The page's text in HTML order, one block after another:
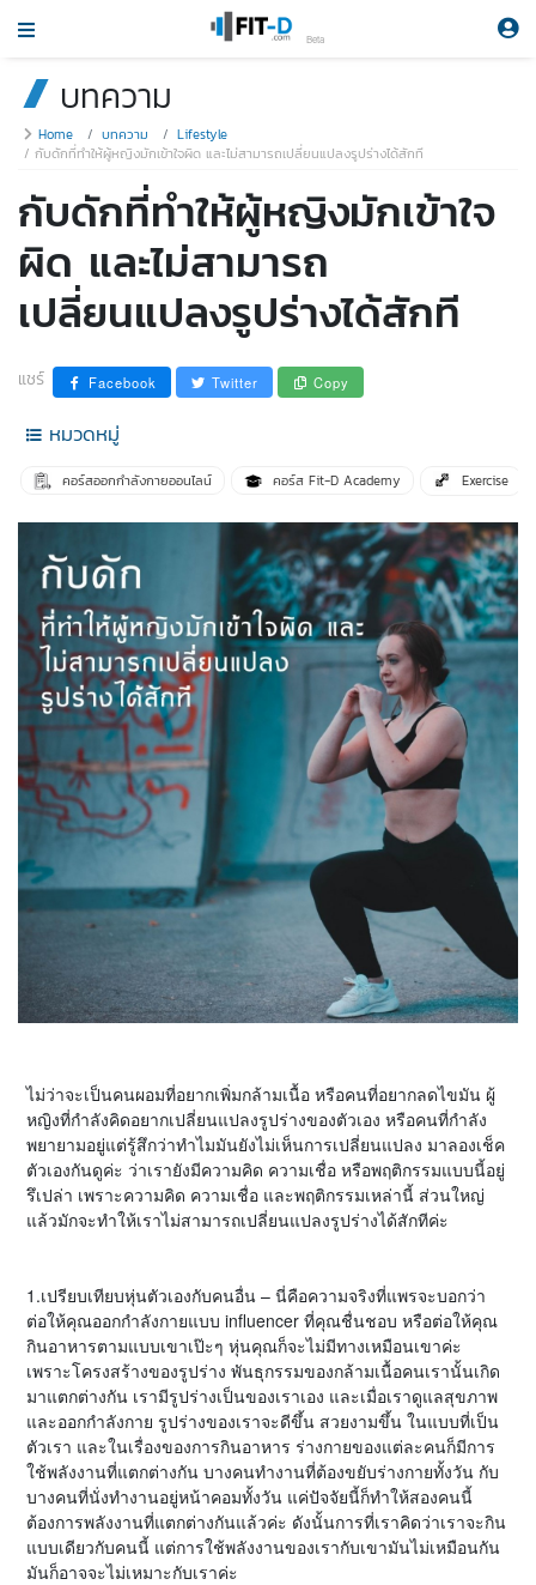
Beta
บทความ
Home บทความ
Lifestyle
กับดักที่ทำให้ผู้หญิงมักเข้าใจผิด และไม่สามารถเปลี่ยนแปลงรูปร่างได้สักที
กับดักที่ทำให้ผู้หญิงมักเข้าใจ
ผิด และไม่สามารถ
เปลี่ยนแปลงรูปร่างได้สักที
แชร์ Facebook Twitter Copy
ไม่ว่าจะเป็นคนผอมที่อยากเพิ่มกล้ามเนื้อ หรือคนที่อยากลดไขมัน ผู้
หญิงที่กำลังคิดอยากเปลี่ยนแปลงรูปร่างของตัวเอง หรือคนที่กำลัง
พยายามอยู่แต่รู้สึกว่าทำไมมันยังไม่เห็นการเปลี่ยนแปลง มาลองเช็ค
ตัวเองกันดูค่ะ ว่าเรายังมีความคิด ความเชื่อ หรือพฤติกรรมแบบนี้อยู่
รึเปล่า เพราะความคิด ความเชื่อ และพฤติกรรมเหล่านี้ ส่วนใหญ่
แล้วมักจะทำให้เราไม่สามารถเปลี่ยนแปลงรูปร่างได้สักทีค่ะ
1.เปรียบเทียบหุ่นตัวเองกับคนอื่น – นี่คือความจริงที่แพรจะบอกว่า
ต่อให้คุณออกกำลังกายแบบ influencer ที่คุณชื่นชอบ หรือต่อให้คุณ
กินอาหารตามแบบเขาเป๊ะๆ หุ่นคุณก็จะไม่มีทางเหมือนเขาค่ะ
เพราะโครงสร้างของรูปร่าง พันธุกรรมของกล้ามเนื้อคนเรานั้นเกิด
มาแตกต่างกัน เรามีรูปร่างเป็นของเราเอง และเมื่อเราดูแลสุขภาพ
และออกกำลังกาย รูปร่างของเราจะดีขึ้น สวยงามขึ้น ในแบบที่เป็น
ตัวเรา และในเรื่องของการกินอาหาร ร่างกายของแต่ละคนก็มีการ
ใช้พลังงานที่แตกต่างกัน บางคนทำงานที่ต้องขยับร่างกายทั้งวัน กับ
บางคนที่นั่งทำงานอยู่หน้าคอมทั้งวัน แค่ปัจจัยนี้ก็ทำให้สองคนนี้
ต้องการพลังงานที่แตกต่างกันแล้วค่ะ ดังนั้นการที่เราคิดว่าเราจะกิน
แบบเดียวกับคนนี้ แต่การใช้พลังงานของเรากับเขามันไม่เหมือนกัน
มันก็อาจจะไม่เหมาะกับเราค่ะ
หมวดหมู่
คอร์สออกกำลังกายออนไลน์ คอร์ส Fit-D Academy Exercise